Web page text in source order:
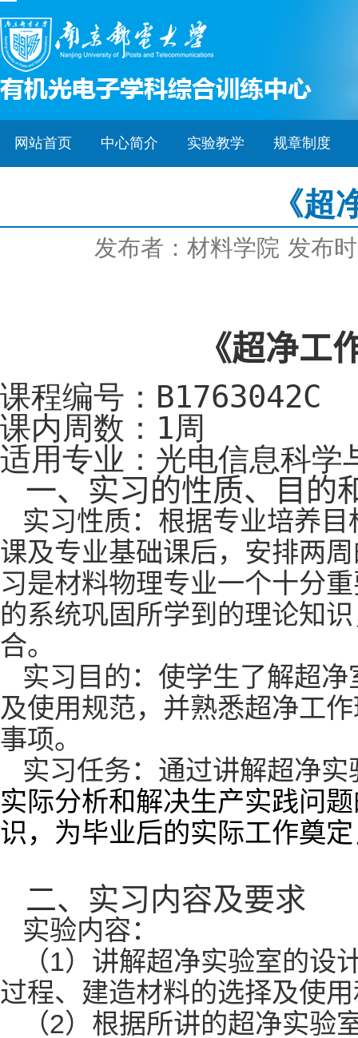
网站首页 中心简介 实验教学 规章制度
《超
发布者：材料学院 发布
《超净工
课程编号： B1763042C
课内周数： 1周
适用专业：光电信息科学
一、 实习的性质、目的
实习性质：根据专业培养
课及专业基础课后，安排两
习是材料物理专业一个十分
的系统巩固所学到的理论知
合。
实习目的：使学生了解超
及使用规范，并熟悉超净工
事项。
实习任务：通过讲解超净
实际分析和解决生产实践问
识，为毕业后的实际工作奠
二、 实习内容及要求
实验内容：
（1）讲解超净实验室的设
过程、建造材料的选择及使
（2）根据所讲的超净实验